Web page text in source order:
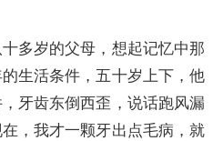
多岁的父母，想起记忆中那
生活条件，五十岁上下，他
牙齿东倒西歪，说话跑风漏
，我才一颗牙出点毛病，就